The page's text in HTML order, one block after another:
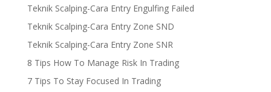
Teknik Scalping-Cara Entry Engulfing Failed
Teknik Scalping-Cara Entry Zone SND
Teknik Scalping-Cara Entry Zone SNR
8 Tips How To Manage Risk In Trading
7 Tips To Stay Focused In Trading